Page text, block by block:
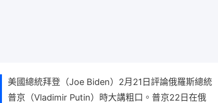
美國總統拜登（Joe Biden）2月21日評論俄羅斯總統
普京（Vladimir Putin）時大講粗口。普京22日在俄